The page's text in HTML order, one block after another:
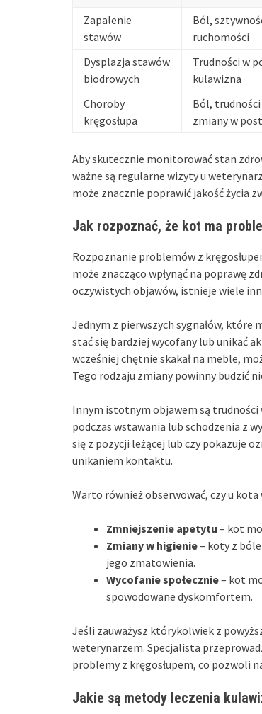
Zapalenie
stawów
Ból,
ruchomości
Dysplazja stawów
biodrowych
Trudności w
kulawizna
Choroby
kręgosłupa
Ból,
zmiany w
Aby skutecznie monitorować stan
ważne są regularne wizyty u
może znacznie poprawić jakość życia
Jak rozpoznać, że kot ma
Rozpoznanie problemów z
może znacząco wpłynąć na poprawę
oczywistych objawów, istnieje wiele
Jednym z pierwszych sygnałów, które
stać się bardziej wycofany lub unikać
wcześniej chętnie skakał na meble,
Tego rodzaju zmiany powinny budzić
Innym istotnym objawem są trudności
podczas wstawania lub schodzenia z
się z pozycji leżącej lub czy pokazuje
unikaniem kontaktu.
Warto również obserwować, czy u
Zmniejszenie apetytu – kot
Zmiany w higienie– koty z
jego zmatowienia.
Wycofanie społecznie– kot
spowodowane dyskomfortem.
Jeśli zauważysz którykolwiek z
weterynarzem. Specjalista
problemy z kręgosłupem, co pozwoli
Jakie są metody leczenia